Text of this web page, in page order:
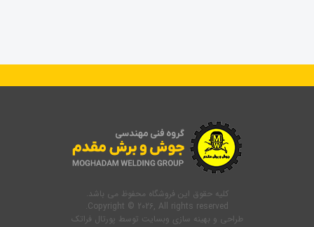
کلیه حقوق این فروشگاه محفوظ می باشد.
Copyright © 2026, All rights reserved.
طراحی و بهینه سازی وبسایت توسط پورتال فراتک